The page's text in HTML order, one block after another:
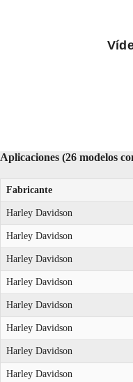
Aplicaciones (26 modelos
Fabricante
Harley Davidson
Harley Davidson
Harley Davidson
Harley Davidson
Harley Davidson
Harley Davidson
Harley Davidson
Harley Davidson